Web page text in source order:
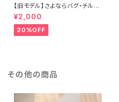
【旧モデル】さよならバグ・チルド
レン（Tanka T-shirt）
¥2,000
20%OFF
その他の商品